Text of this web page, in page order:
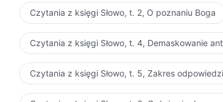
Czytania z księgi Słowo, t. 2, O poznaniu Boga
Czytania z księgi Słowo, t. 4, Demaskowanie
Czytania z księgi Słowo, t. 5, Zakres